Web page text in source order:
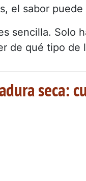
el sabor
sencilla. Solo
de qué tipo de
seca: